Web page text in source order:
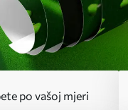
po vašoj mjeri